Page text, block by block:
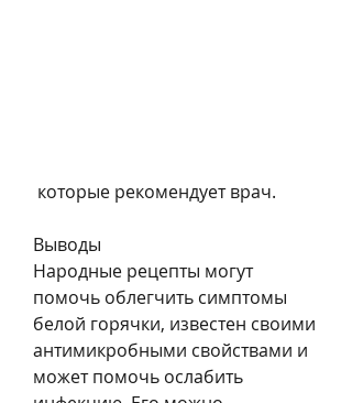
которые рекомендует врач.
Выводы
Народные рецепты могут
помочь облегчить симптомы
белой горячки, известен своими
антимикробными свойствами и
может помочь ослабить